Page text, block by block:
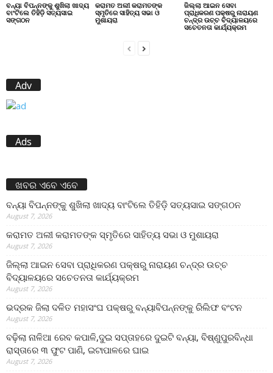
ବନ୍ୟା ବିପନ୍ନଙ୍କୁ ଶୁଖିଲା ଖାଦ୍ୟ
ବାଂଟିଲେ ତିହିଡି଼ ସତ୍ୟସାଇ
ସଙ୍ଗଠନ
କରାମତ ଅଲୀ କରାମତଙ୍କ
ସ୍ମୃତିରେ ସାହିତ୍ୟ ସଭା ଓ
ମୁଶାୟରା
ଜିଲ୍ଲା ଆଇନ ସେବା
ପ୍ରାଧିକରଣ ପକ୍ଷରୁ ନାରାୟଣ
ଚନ୍ଦ୍ର ଉଚ୍ଚ ବିଦ୍ୟାଳୟରେ
ସଚେତନତା କାର୍ଯ୍ୟକ୍ରମ
Adv
Ads
ଖବର ଏବେ ଏବେ
ବନ୍ୟା ବିପନ୍ନଙ୍କୁ ଶୁଖିଲା ଖାଦ୍ୟ ବାଂଟିଲେ ତିହିଡି଼ ସତ୍ୟସାଇ ସଙ୍ଗଠନ
August 7, 2026
କରାମତ ଅଲୀ କରାମତଙ୍କ ସ୍ମୃତିରେ ସାହିତ୍ୟ ସଭା ଓ ମୁଶାୟରା
August 7, 2026
ଜିଲ୍ଲା ଆଇନ ସେବା ପ୍ରାଧିକରଣ ପକ୍ଷରୁ ନାରାୟଣ ଚନ୍ଦ୍ର ଉଚ୍ଚ
ବିଦ୍ୟାଳୟରେ ସଚେତନତା କାର୍ଯ୍ୟକ୍ରମ
August 7, 2026
ଭଦ୍ରକ ଜିଲା ଦଳିତ ମହାସଂଘ ପକ୍ଷରୁ ବନ୍ୟାବିପନ୍ନଙ୍କୁ ରିଲିଫ ବଂଟନ
August 7, 2026
ବଢ଼ିଲା ନାଳିଆ ରେବ କପାଳି,ଦୁଇ ସପ୍ତାହରେ ଦୁଇଟି ବନ୍ୟା, ବିଷ୍ଣୁପୁରବିନ୍ଧା
ରାସ୍ତାରେ ୩ ଫୁଟ ପାଣି, ଇଟାପାଳରେ ଘାଇ
August 7, 2026